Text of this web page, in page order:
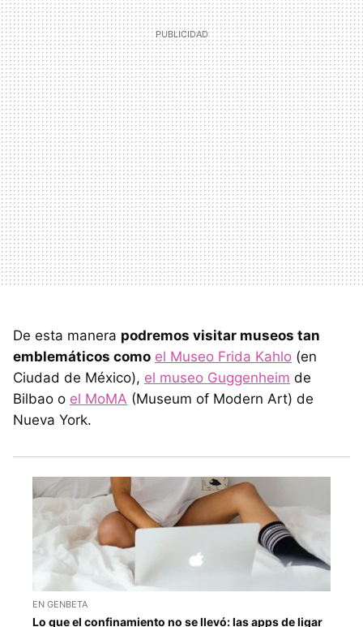
De esta manera podremos visitar museos tan
emblemáticos como el Museo Frida Kahlo (en
Ciudad de México), el museo Guggenheim de
Bilbao o el MoMA (Museum of Modern Art) de
Nueva York.
EN GENBETA
Lo que el confinamiento no se llevó: las apps de ligar